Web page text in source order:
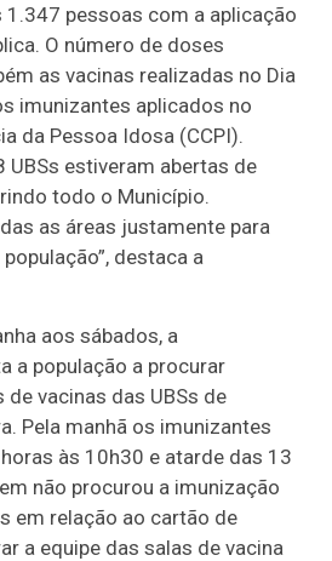
1.347 pessoas com a aplicação
O número de doses
as vacinas realizadas no Dia
imunizantes aplicados no
da Pessoa Idosa (CCPI).
UBSs estiveram abertas de
todo o Município.
as áreas justamente para
destaca a
aos sábados, a
a população a procurar
vacinas das UBSs de
Pela manhã os imunizantes
às 10h30 e atarde das 13
não procurou a imunização
em relação ao cartão de
a equipe das salas de vacina